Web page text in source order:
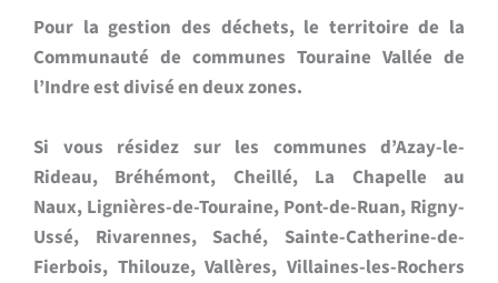
Pour la gestion des déchets, le territoire de la
Communauté de communes Touraine Vallée de
l’Indre est divisé en deux zones.
Si vous résidez sur les communes d’Azay-le-
Rideau, Bréhémont, Cheillé, La Chapelle au
Naux, Lignières-de-Touraine, Pont-de-Ruan, Rigny-
Ussé, Rivarennes, Saché, Sainte-Catherine-de-
Fierbois, Thilouze, Vallères, Villaines-les-Rochers